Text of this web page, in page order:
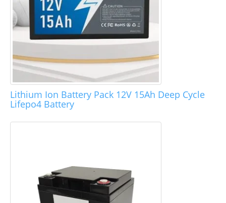
Lithium Ion Battery Pack 12V 15Ah Deep Cycle
Lifepo4 Battery